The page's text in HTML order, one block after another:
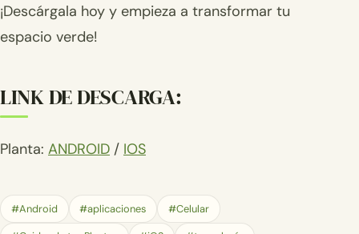
¡Descárgala hoy y empieza a transformar tu
espacio verde!
LINK DE DESCARGA:
Planta: ANDROID / IOS
#Android #aplicaciones #Celular